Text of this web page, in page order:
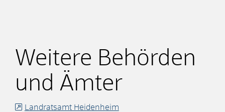
Weitere Behörden
und Ämter
Landratsamt Heidenheim